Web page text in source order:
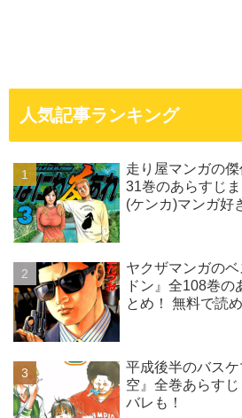
人気記事ランキング
走り屋マンガの
31巻のあらすじ
(ケンカ)マンガ好
ヤクザマンガの
ドン』全108巻の
とめ！ 無料で読
平成後半のバス
空』全巻あらす
バレも！